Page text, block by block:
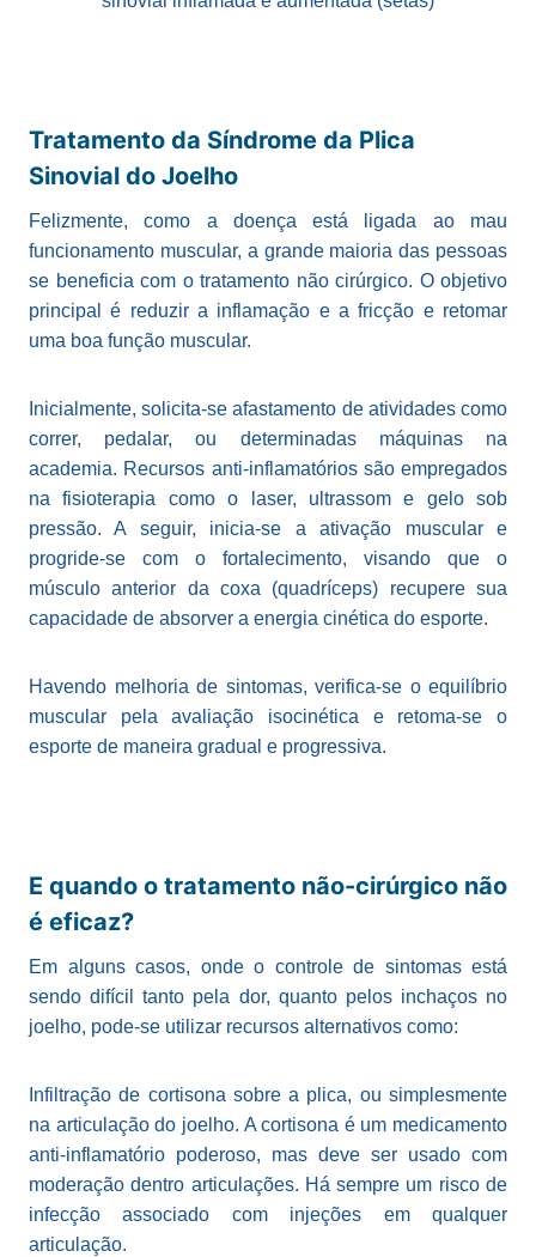
Tratamento da Síndrome da Plica
Sinovial do Joelho
Felizmente, como a doença está ligada ao mau
funcionamento muscular, a grande maioria das pessoas
se beneficia com o tratamento não cirúrgico. O objetivo
principal é reduzir a inflamação e a fricção e retomar
uma boa função muscular.
Inicialmente, solicita-se afastamento de atividades como
correr, pedalar, ou determinadas máquinas na
academia. Recursos anti-inflamatórios são empregados
na fisioterapia como o laser, ultrassom e gelo sob
pressão. A seguir, inicia-se a ativação muscular e
progride-se com o fortalecimento, visando que o
músculo anterior da coxa (quadríceps) recupere sua
capacidade de absorver a energia cinética do esporte.
Havendo melhoria de sintomas, verifica-se o equilíbrio
muscular pela avaliação isocinética e retoma-se o
esporte de maneira gradual e progressiva.
E quando o tratamento não-cirúrgico não
é eficaz?
Em alguns casos, onde o controle de sintomas está
sendo difícil tanto pela dor, quanto pelos inchaços no
joelho, pode-se utilizar recursos alternativos como:
Infiltração de cortisona sobre a plica, ou simplesmente
na articulação do joelho. A cortisona é um medicamento
anti-inflamatório poderoso, mas deve ser usado com
moderação dentro articulações. Há sempre um risco de
infecção associado com injeções em qualquer
articulação.